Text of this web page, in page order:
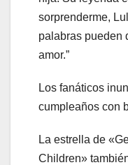
sorprenderme,
palabras pueden
amor.”
Los fanáticos
cumpleaños con
La estrella de
Children»